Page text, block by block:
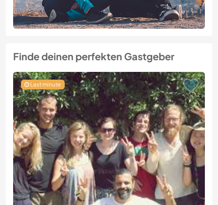
Finde deinen perfekten Gastgeber
Last minute